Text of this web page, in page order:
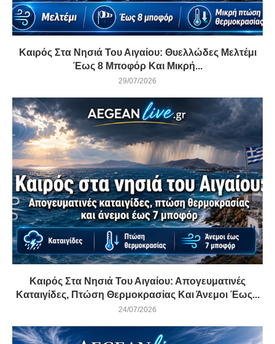
Καιρός Στα Νησιά Του Αιγαίου: Θυελλώδες Μελτέμι
Έως 8 Μποφόρ Και Μικρή...
29/07/2026
Καιρός Στα Νησιά Του Αιγαίου: Απογευματινές
Καταιγίδες, Πτώση Θερμοκρασίας Και Άνεμοι Έως...
24/07/2026